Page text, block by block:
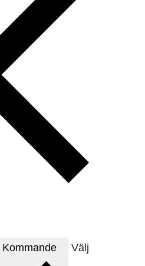
Kommande Välj